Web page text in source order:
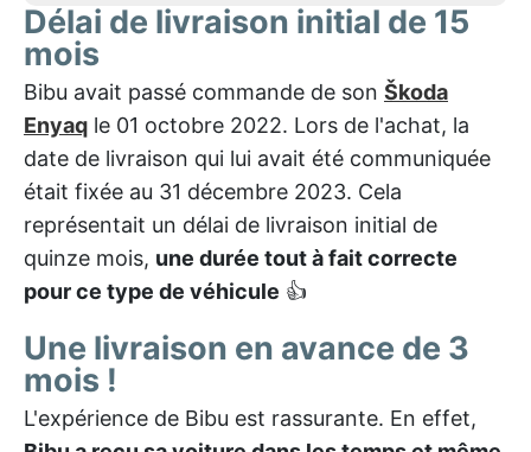
Délai de livraison initial de 15
mois
Bibu avait passé commande de son Škoda
Enyaq le 01 octobre 2022. Lors de l'achat, la
date de livraison qui lui avait été communiquée
était fixée au 31 décembre 2023. Cela
représentait un délai de livraison initial de
quinze mois, une durée tout à fait correcte
pour ce type de véhicule 👍
Une livraison en avance de 3
mois !
L'expérience de Bibu est rassurante. En effet,